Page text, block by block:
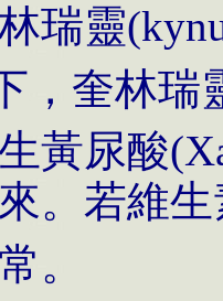
瑞靈
，奎林瑞
黃尿酸
。若維生
。